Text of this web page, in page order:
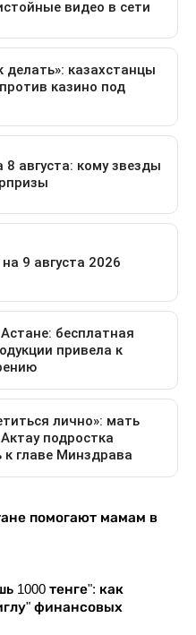
помогают мамам в
1000 тенге": как
финансовых